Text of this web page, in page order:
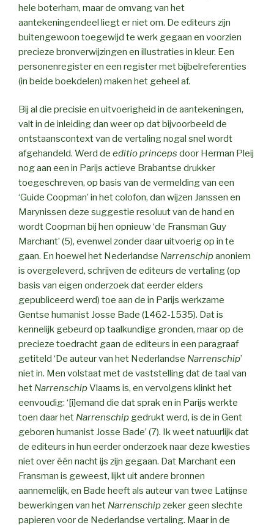
hele boterham, maar de omvang van het
aantekeningendeel liegt er niet om. De editeurs zijn
buitengewoon toegewijd te werk gegaan en voorzien
precieze bronverwijzingen en illustraties in kleur. Een
personenregister en een register met bijbelreferenties
(in beide boekdelen) maken het geheel af.
Bij al die precisie en uitvoerigheid in de aantekeningen,
valt in de inleiding dan weer op dat bijvoorbeeld de
ontstaanscontext van de vertaling nogal snel wordt
afgehandeld. Werd de editio princeps door Herman Pleij
nog aan een in Parijs actieve Brabantse drukker
toegeschreven, op basis van de vermelding van een
‘Guide Coopman’ in het colofon, dan wijzen Janssen en
Marynissen deze suggestie resoluut van de hand en
wordt Coopman bij hen opnieuw ‘de Fransman Guy
Marchant’ (5), evenwel zonder daar uitvoerig op in te
gaan. En hoewel het Nederlandse Narrenschipanoniem
is overgeleverd, schrijven de editeurs de vertaling (op
basis van eigen onderzoek dat eerder elders
gepubliceerd werd) toe aan de in Parijs werkzame
Gentse humanist Josse Bade (1462-1535). Dat is
kennelijk gebeurd op taalkundige gronden, maar op de
precieze toedracht gaan de editeurs in een paragraaf
getiteld ‘De auteur van het Nederlandse Narrenschip’
niet in. Men volstaat met de vaststelling dat de taal van
het NarrenschipVlaams is, en vervolgens klinkt het
eenvoudig: ‘[i]emand die dat sprak en in Parijs werkte
toen daar het Narrenschip gedrukt werd, is de in Gent
geboren humanist Josse Bade’ (7). Ik weet natuurlijk dat
de editeurs in hun eerder onderzoek naar deze kwesties
niet over één nacht ijs zijn gegaan. Dat Marchant een
Fransman is geweest, lijkt uit andere bronnen
aannemelijk, en Bade heeft als auteur van twee Latijnse
bewerkingen van het Narrenschipzeker geen slechte
papieren voor de Nederlandse vertaling. Maar in de